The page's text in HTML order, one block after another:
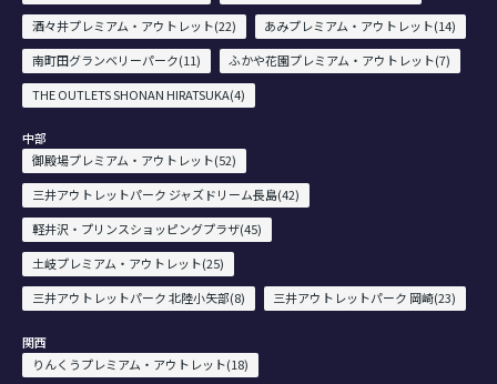
酒々井プレミアム・アウトレット(22)
あみプレミアム・アウトレット(14)
南町田グランベリーパーク(11)
ふかや花園プレミアム・アウトレット(7)
THE OUTLETS SHONAN HIRATSUKA(4)
中部
御殿場プレミアム・アウトレット(52)
三井アウトレットパーク ジャズドリーム長島(42)
軽井沢・プリンスショッピングプラザ(45)
土岐プレミアム・アウトレット(25)
三井アウトレットパーク 北陸小矢部(8)
三井アウトレットパーク 岡崎(23)
関西
りんくうプレミアム・アウトレット(18)